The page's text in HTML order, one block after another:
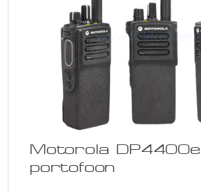
Motorola DP4400e
portofoon